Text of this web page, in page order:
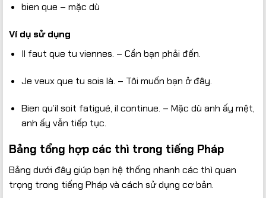
bien que – mặc dù
Ví dụ sử dụng
Il faut que tu viennes. – Cần bạn phải đến.
Je veux que tu sois là. – Tôi muốn bạn ở đây.
Bien qu’il soit fatigué, il continue. – Mặc dù anh ấy mệt,
anh ấy vẫn tiếp tục.
Bảng tổng hợp các thì trong tiếng Pháp
Bảng dưới đây giúp bạn hệ thống nhanh các thì quan
trọng trong tiếng Pháp và cách sử dụng cơ bản.